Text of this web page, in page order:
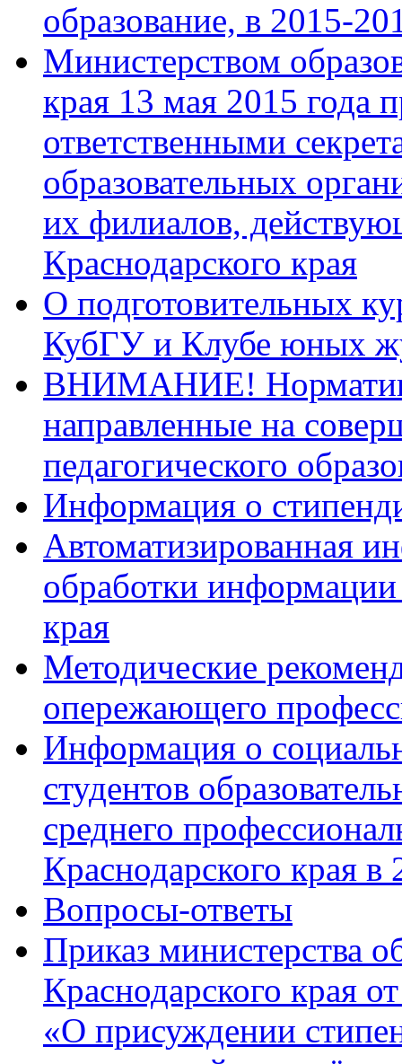
образование, в 2015-
Министерством
края 13 мая 2015 года
ответственными
образовательных
их филиалов,
Краснодарского края
О подготовительных
КубГУ и Клубе юных
ВНИМАНИЕ!
направленные на
педагогического
Информация о
Автоматизированная
обработки
края
Методические
опережающего
Информация о
студентов
среднего
Краснодарского края в
Вопросы-ответы
Приказ министерства
Краснодарского края
«О присуждении